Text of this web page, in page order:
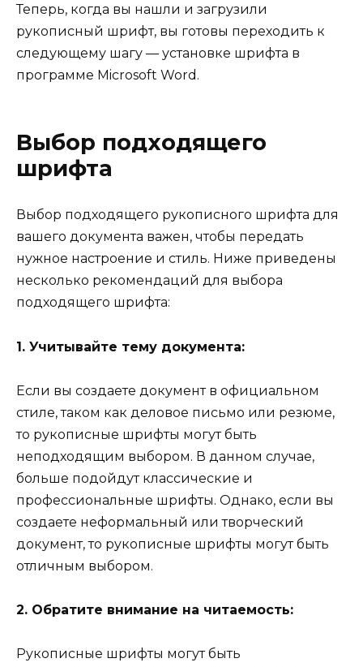
Теперь, когда вы нашли и загрузили
рукописный шрифт, вы готовы переходить к
следующему шагу — установке шрифта в
программе Microsoft Word.
Выбор подходящего
шрифта
Выбор подходящего рукописного шрифта для
вашего документа важен, чтобы передать
нужное настроение и стиль. Ниже приведены
несколько рекомендаций для выбора
подходящего шрифта:
1. Учитывайте тему документа:
Если вы создаете документ в официальном
стиле, таком как деловое письмо или резюме,
то рукописные шрифты могут быть
неподходящим выбором. В данном случае,
больше подойдут классические и
профессиональные шрифты. Однако, если вы
создаете неформальный или творческий
документ, то рукописные шрифты могут быть
отличным выбором.
2. Обратите внимание на читаемость:
Рукописные шрифты могут быть